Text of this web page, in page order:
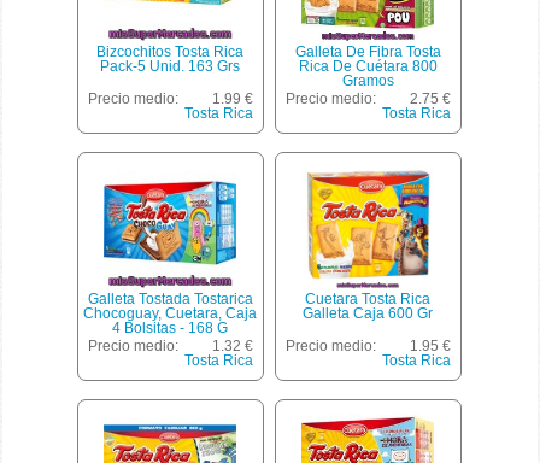
Bizcochitos Tosta Rica
Pack-5 Unid. 163 Grs
Precio medio:
1.99 €
Tosta Rica
Galleta De Fibra Tosta
Rica De Cuétara 800
Gramos
Precio medio:
2.75 €
Tosta Rica
Galleta Tostada Tostarica
Chocoguay, Cuetara, Caja
4 Bolsitas - 168 G
Precio medio:
1.32 €
Tosta Rica
Cuetara Tosta Rica
Galleta Caja 600 Gr
Precio medio:
1.95 €
Tosta Rica